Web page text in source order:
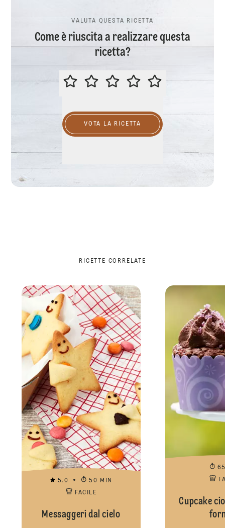
VALUTA QUESTA RICETTA
Come è riuscita a realizzare questa
ricetta?
VALUTA QUESTA RICETTA
VOTA LA RICETTA
RICETTE CORRELATE
5.0
50 MIN
FACILE
Messaggeri dal cielo
Cupcake